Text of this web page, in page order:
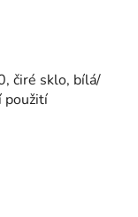
čiré sklo, bílá/
použití